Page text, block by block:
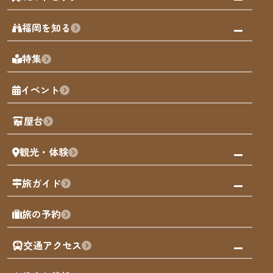
みんなの旅行記
天神エリア
博多旧市街
福岡城
歴史・文化
福岡を知る
福岡の見どころ
福岡の魅力
観光カレンダー
観光PR動画
まち歩き
福岡グルメ
福岡を楽しむ
福岡のアート
福岡のナイトタイム
福岡の歴史・文化
特集
イベント
屋台
観光・体験
観る・遊ぶ
屋台
買う
体験
泊まる
旅ガイド
モデルコース
AIおまかせコース
オリジナルプラン
みんなの旅行記
旅の予約
交通アクセス